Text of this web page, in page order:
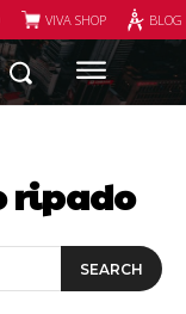
VIVA SHOP
ripado
SEARCH